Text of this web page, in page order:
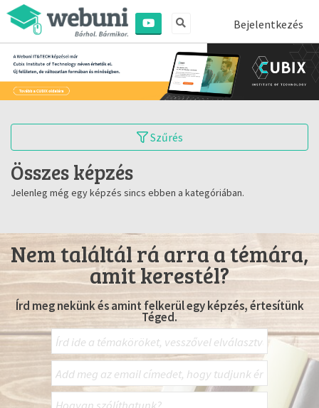
Bejelentkezés
Szűrés
Összes képzés
Jelenleg még egy képzés sincs ebben a kategóriában.
Nem találtál rá arra a témára,
amit kerestél?
Írd meg nekünk és amint felkerül egy képzés, értesítünk
Téged.